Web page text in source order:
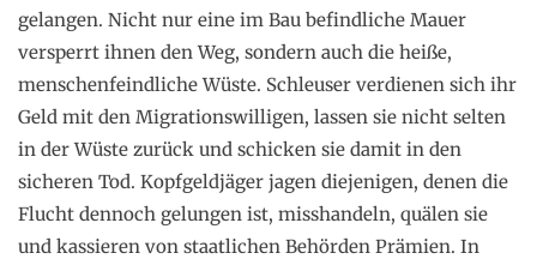
gelangen. Nicht nur eine im Bau befindliche Mauer
versperrt ihnen den Weg, sondern auch die heiße,
menschenfeindliche Wüste. Schleuser verdienen sich ihr
Geld mit den Migrationswilligen, lassen sie nicht selten
in der Wüste zurück und schicken sie damit in den
sicheren Tod. Kopfgeldjäger jagen diejenigen, denen die
Flucht dennoch gelungen ist, misshandeln, quälen sie
und kassieren von staatlichen Behörden Prämien. In